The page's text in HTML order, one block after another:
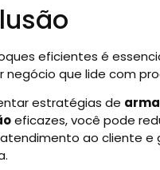
eficientes é
negócio que lide com
estratégias de
eficazes, você pode
ao cliente e